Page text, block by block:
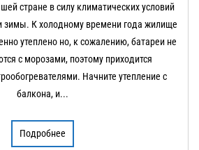
стране в силу климатических условий
зимы. К холодному времени года жилище
утеплено но, к сожалению, батареи не
с морозами, поэтому приходится
Начните утепление с
балкона, и...
Подробнее